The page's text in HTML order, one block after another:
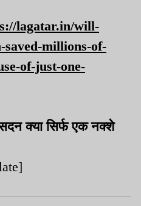
lagatar.in/will-
saved-millions-of-
of-just-one-
सदन क्या सिर्फ एक नक्शे